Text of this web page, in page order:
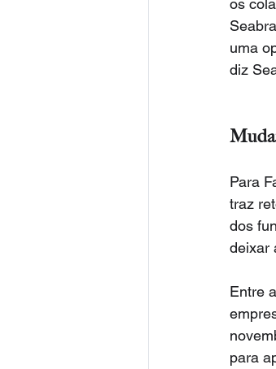
os
uma
diz
Para
traz
dos
deixar
Entre
para